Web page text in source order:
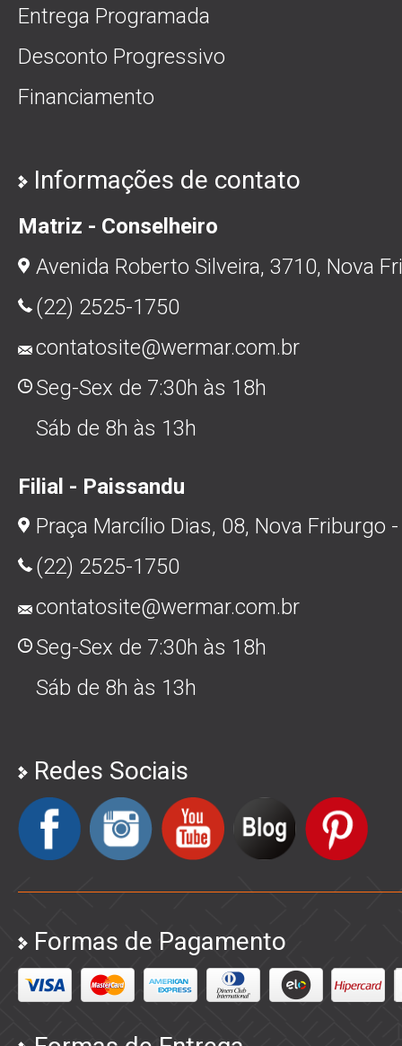
Entrega Programada
Desconto Progressivo
Financiamento
Informações de contato
Matriz - Conselheiro
Avenida Roberto Silveira, 3710, Nova
(22) 2525-1750
contatosite@wermar.com.br
Seg-Sex de 7:30h às 18h
Sáb de 8h às 13h
Filial - Paissandu
Praça Marcílio Dias, 08, Nova Friburgo
(22) 2525-1750
contatosite@wermar.com.br
Seg-Sex de 7:30h às 18h
Sáb de 8h às 13h
Redes Sociais
Formas de Pagamento